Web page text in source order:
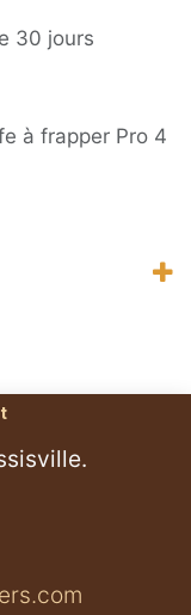
30 jours
à frapper Pro 4